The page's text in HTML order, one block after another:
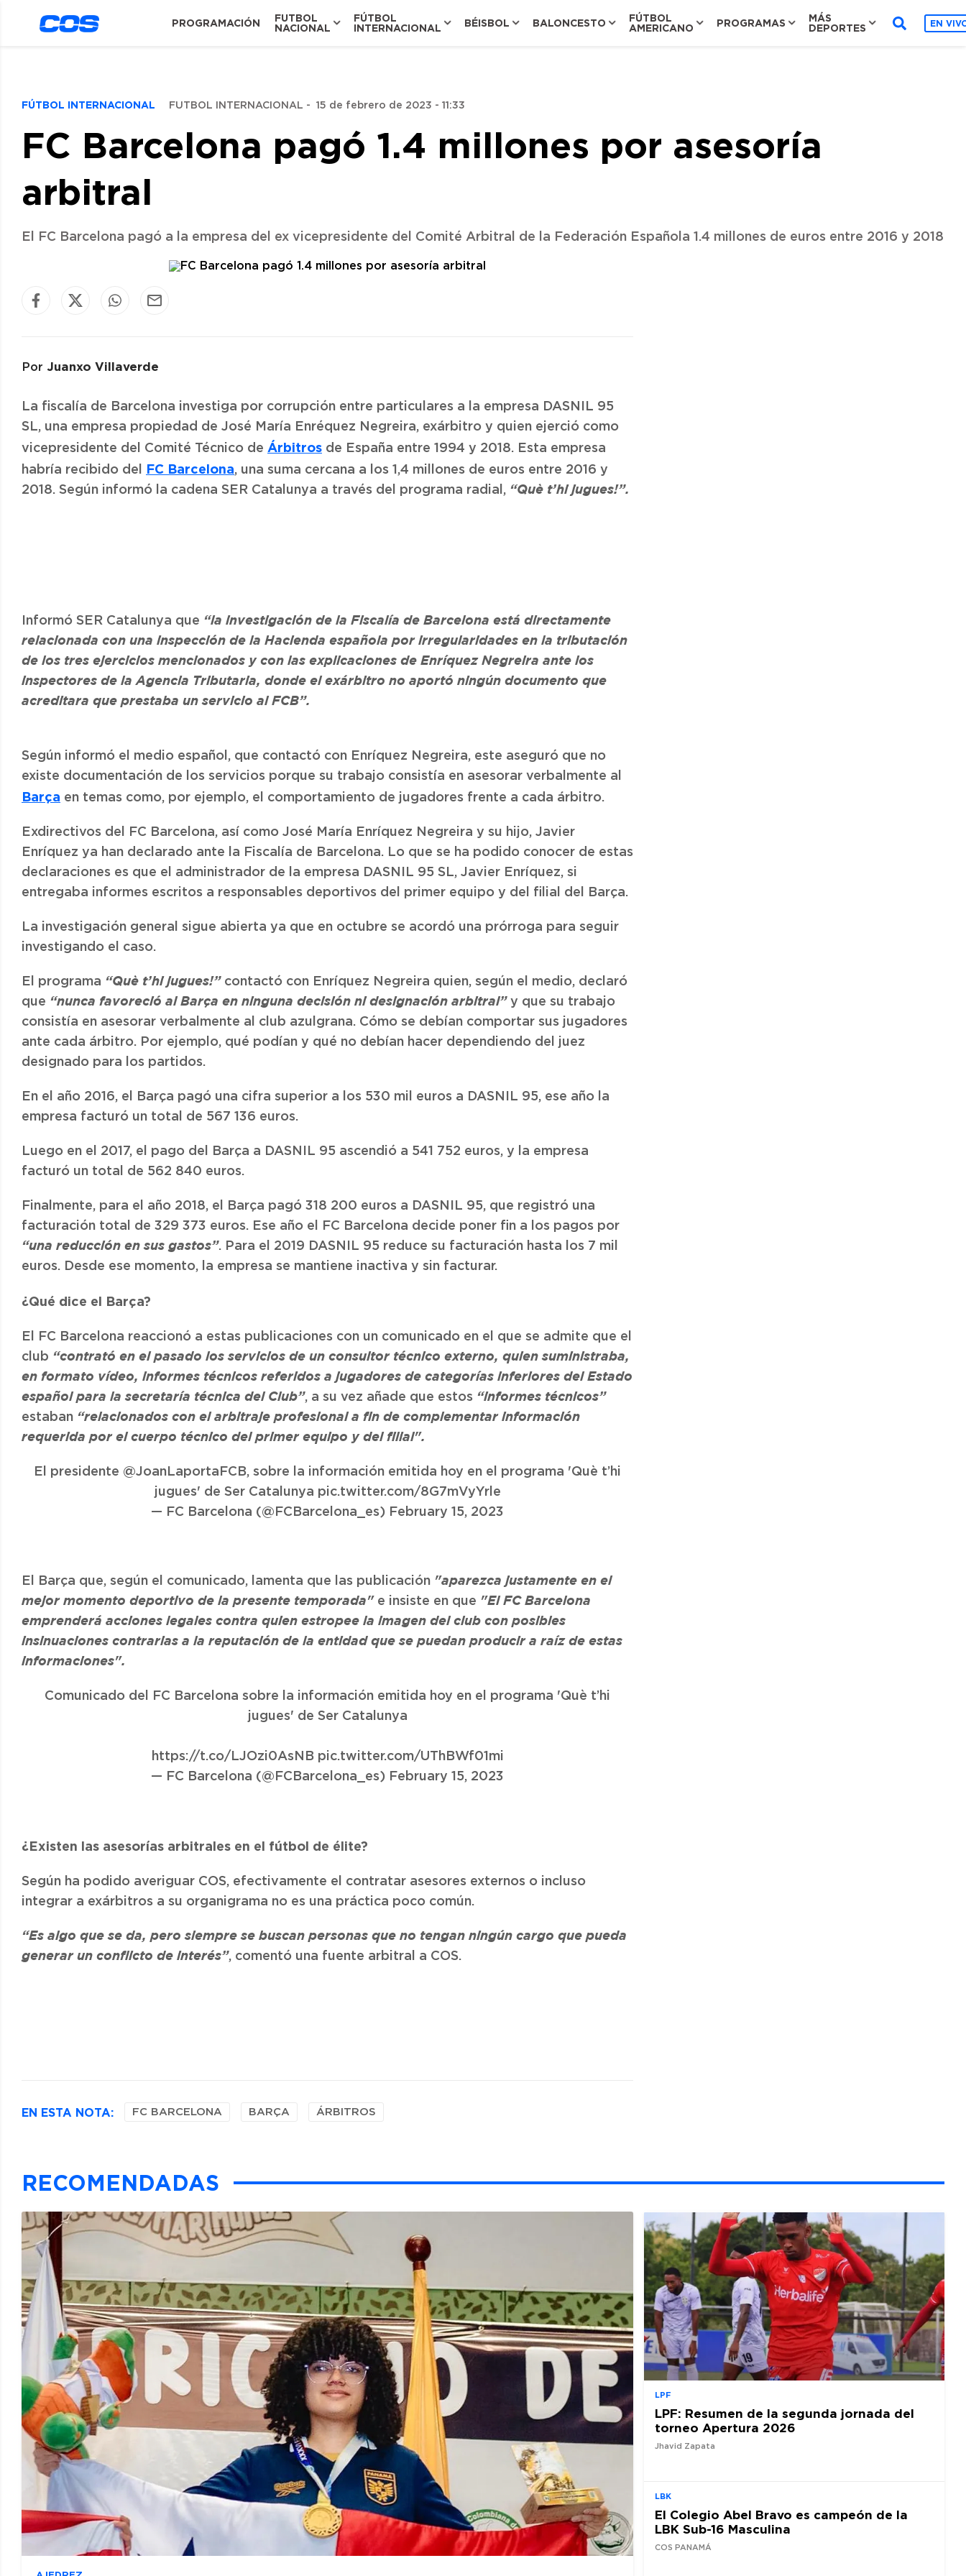
PROGRAMACIÓN
FUTBOL
NACIONAL
FÚTBOL
INTERNACIONAL
BÉISBOL BALONCESTO
FÚTBOL
AMERICANO
PROGRAMAS
MÁS
DEPORTES
EN
FÚTBOL INTERNACIONAL FUTBOL INTERNACIONAL - 15 de febrero de 2023 - 11:33
FC Barcelona pagó 1.4 millones por asesoría
arbitral
El FC Barcelona pagó a la empresa del ex vicepresidente del Comité Arbitral de la Federación Española 1.4 millones de euros entre 2016 y 2018
Por Juanxo Villaverde
La fiscalía de Barcelona investiga por corrupción entre particulares a la empresa DASNIL 95
SL, una empresa propiedad de José María Enréquez Negreira, exárbitro y quien ejerció como
vicepresidente del Comité Técnico de Árbitros de España entre 1994 y 2018. Esta empresa
habría recibido del
FC Barcelona, una suma cercana a los 1,4 millones de euros entre 2016 y
2018. Según informó la cadena SER Catalunya a través del programa radial, “Què t’hi jugues!”.
Informó SER Catalunya que “la investigación de la Fiscalía de Barcelona está directamente
relacionada con una inspección de la Hacienda española por irregularidades en la tributación
de los tres ejercicios mencionados y con las explicaciones de Enríquez Negreira ante los
inspectores de la Agencia Tributaria, donde el exárbitro no aportó ningún documento que
acreditara que prestaba un servicio al FCB”.
Según informó el medio español, que contactó con Enríquez Negreira, este aseguró que no
existe documentación de los servicios porque su trabajo consistía en asesorar verbalmente al
Barça en temas como, por ejemplo, el comportamiento de jugadores frente a cada árbitro.
Exdirectivos del FC Barcelona, así como José María Enríquez Negreira y su hijo, Javier
Enríquez ya han declarado ante la Fiscalía de Barcelona. Lo que se ha podido conocer de estas
declaraciones es que el administrador de la empresa DASNIL 95 SL, Javier Enríquez, si
entregaba informes escritos a responsables deportivos del primer equipo y del filial del Barça.
La investigación general sigue abierta ya que en octubre se acordó una prórroga para seguir
investigando el caso.
El programa “Què t’hi jugues!”contactó con Enríquez Negreira quien, según el medio, declaró
que “nunca favoreció al Barça en ninguna decisión ni designación arbitral”y que su trabajo
consistía en asesorar verbalmente al club azulgrana. Cómo se debían comportar sus jugadores
ante cada árbitro. Por ejemplo, qué podían y qué no debían hacer dependiendo del juez
designado para los partidos.
En el año 2016, el Barça pagó una cifra superior a los 530 mil euros a DASNIL 95, ese año la
empresa facturó un total de 567 136 euros.
Luego en el 2017, el pago del Barça a DASNIL 95 ascendió a 541 752 euros, y la empresa
facturó un total de 562 840 euros.
Finalmente, para el año 2018, el Barça pagó 318 200 euros a DASNIL 95, que registró una
facturación total de 329 373 euros. Ese año el FC Barcelona decide poner fin a los pagos por
“una reducción en sus gastos”. Para el 2019 DASNIL 95 reduce su facturación hasta los 7 mil
euros. Desde ese momento, la empresa se mantiene inactiva y sin facturar.
¿Qué dice el Barça?
El FC Barcelona reaccionó a estas publicaciones con un comunicado en el que se admite que el
club “contrató en el pasado los servicios de un consultor técnico externo, quien suministraba,
en formato vídeo, informes técnicos referidos a jugadores de categorías inferiores del Estado
español para la secretaría técnica del Club”, a su vez añade que estos “informes técnicos”
estaban “relacionados con el arbitraje profesional a fin de complementar información
requerida por el cuerpo técnico del primer equipo y del filial".
El presidente @JoanLaportaFCB, sobre la información emitida hoy en el programa 'Què t’hi
jugues' de Ser Catalunya pic.twitter.com/8G7mVyYrle
— FC Barcelona (@FCBarcelona_es) February 15, 2023
El Barça que, según el comunicado, lamenta que las publicación "aparezca justamente en el
mejor momento deportivo de la presente temporada" e insiste en que "El FC Barcelona
emprenderá acciones legales contra quien estropee la imagen del club con posibles
insinuaciones contrarias a la reputación de la entidad que se puedan producir a raíz de estas
informaciones".
Comunicado del FC Barcelona sobre la información emitida hoy en el programa 'Què t’hi
jugues' de Ser Catalunya
https://t.co/LJOzi0AsNB pic.twitter.com/UThBWf01mi
— FC Barcelona (@FCBarcelona_es) February 15, 2023
¿Existen las asesorías arbitrales en el fútbol de élite?
Según ha podido averiguar COS, efectivamente el contratar asesores externos o incluso
integrar a exárbitros a su organigrama no es una práctica poco común.
“Es algo que se da, pero siempre se buscan personas que no tengan ningún cargo que pueda
generar un conflicto de interés”, comentó una fuente arbitral a COS.
EN ESTA NOTA: FC BARCELONA BARÇA ÁRBITROS
RECOMENDADAS
LPF
LPF: Resumen de la segunda jornada del
torneo Apertura 2026
Jhavid Zapata
LBK
El Colegio Abel Bravo es campeón de la
LBK Sub-16 Masculina
COS PANAMÁ